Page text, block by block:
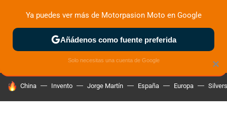
ZONA DE PRUEBAS DEPORTIVAS MOTOS ELÉCTRICAS
HOY SE HABLA DE
China Invento Jorge Martín España Europa
×
Ya puedes ver más de Motorpasion Moto en Google
Añádenos como fuente preferida
Solo necesitas una cuenta de Google